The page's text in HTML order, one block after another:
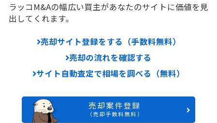
ラッコM&Aの幅広い買主があなたのサイトに価値を見
出してくれます。
売却サイト登録をする（手数料無料）
売却の流れを確認する
サイト自動査定で相場を調べる（無料）
売却案件登録
（売却手数料無料）